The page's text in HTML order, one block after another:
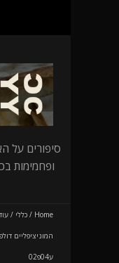
סיפורים על
ופחמימות
Home
/ כללי /
המוניציפליים
ע04פ02